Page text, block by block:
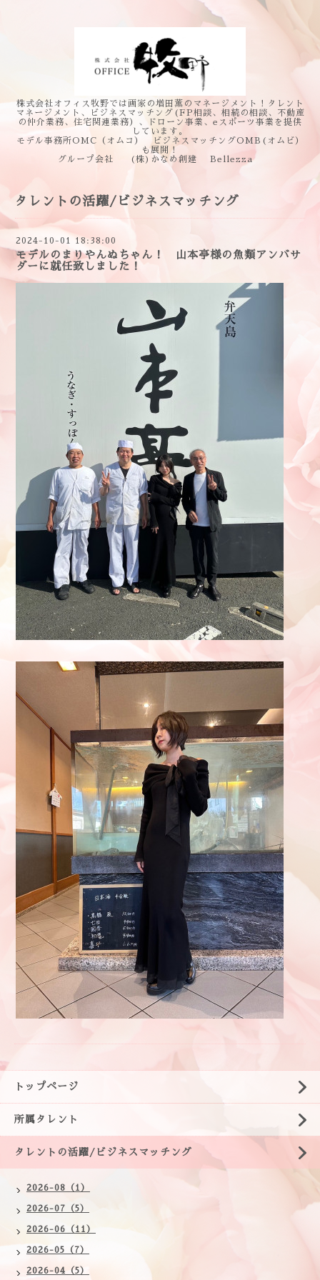
株式会社オフィス牧野では画家の増田薫のマネージメント！タレント
マネージメント、ビジネスマッチング(FP相談、相続の相談、不動産
の仲介業務、住宅関連業務）、ドローン事業、eスポーツ事業を提供
しています。
モデル事務所OMC（オムコ） ビジネスマッチングOMB(オムビ）
も展開！
グループ会社 (株)かなめ創建 Bellezza
タレントの活躍/ビジネスマッチング
2024-10-01 18:38:00
モデルのまりやんぬちゃん！ 山本亭様の魚類アンバサ
ダーに就任致しました！
トップページ
所属タレント
タレントの活躍/ビジネスマッチング
2026-08（1）
2026-07（5）
2026-06（11）
2026-05（7）
2026-04（5）